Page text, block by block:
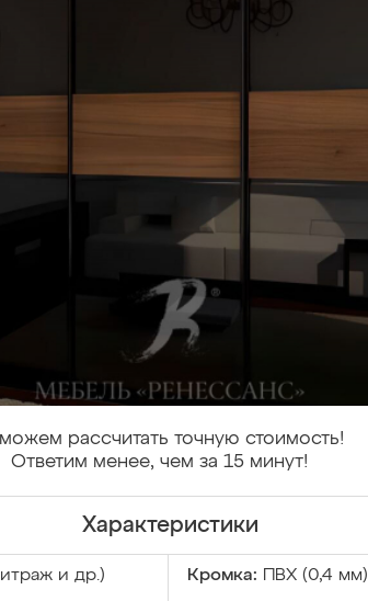
рассчитать точную стоимость!
Ответим менее, чем за 15 минут!
Характеристики
и др.) Кромка: ПВХ (0,4 мм)